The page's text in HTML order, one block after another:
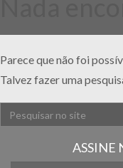
Parece que não foi
Talvez fazer uma
ASSINE